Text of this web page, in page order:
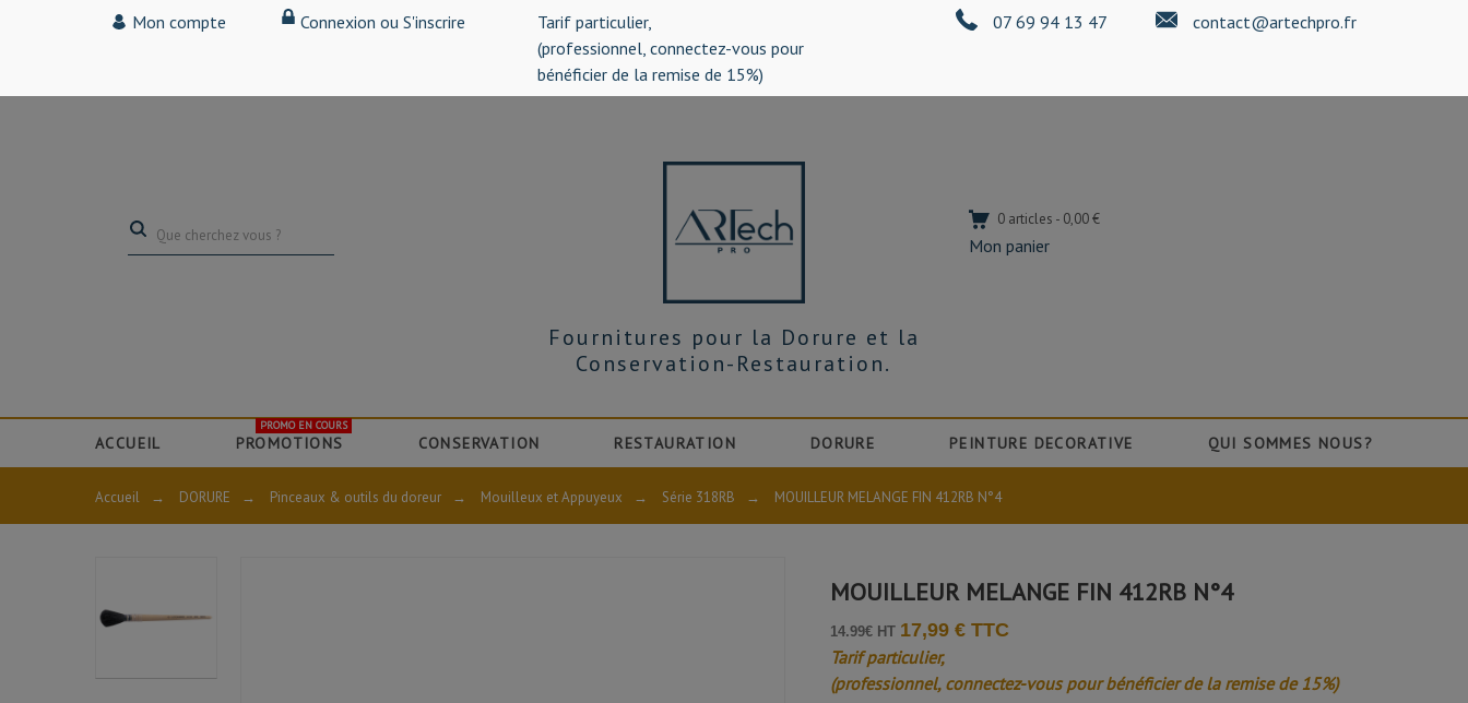
Mon compte Connexion ou S'inscrire
Tarif particulier,
(professionnel, connectez-vous pour
bénéficier de la remise de 15%)
07 69 94 13 47 contact@artechpro.fr
0 articles - 0,00 €
Mon panier
Fournitures pour la Dorure et la
Conservation-Restauration.
ACCUEIL PROMOTIONS
PROMO EN COURS
CONSERVATION RESTAURATION DORURE PEINTURE DECORATIVE QUI SOMMES NOUS?
Accueil → DORURE → Pinceaux & outils du doreur → Mouilleux et Appuyeux → Série 318RB → MOUILLEUR MELANGE FIN 412RB N°4
MOUILLEUR MELANGE FIN 412RB N°4
14.99€ HT 17,99 € TTC
Tarif particulier,
(professionnel, connectez-vous pour bénéficier de la remise de 15%)